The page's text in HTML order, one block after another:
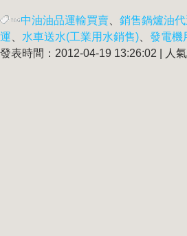
中油油品運輸買賣 銷售鍋爐油代
運
水車送水(工業用水銷售) 發電機
發表時間：2012-04-19 13:26:02 | 人